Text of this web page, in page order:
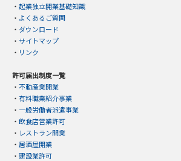
・ 起業独立開業基礎知識
・ よくあるご質問
・ ダウンロード
・ サイトマップ
・ リンク
許可届出制度一覧
・ 不動産業開業
・ 有料職業紹介事業
・ 一般労働者派遣事業
・ 飲食店営業許可
・ レストラン開業
・ 居酒屋開業
・ 建設業許可